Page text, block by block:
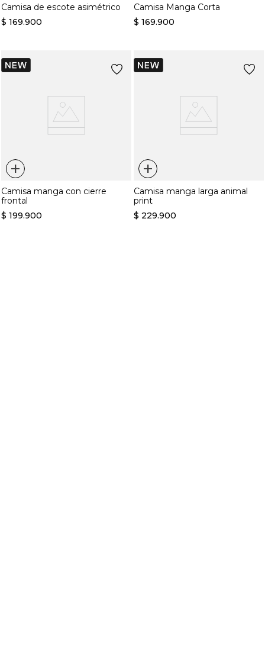
Camisa de escote asimétrico
$ 169.900
Camisa Manga Corta
$ 169.900
+
Camisa manga con cierre
frontal
$ 199.900
+
Camisa manga larga animal
print
$ 229.900